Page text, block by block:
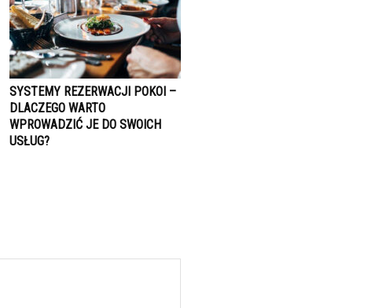
SYSTEMY REZERWACJI POKOI –
DLACZEGO WARTO
WPROWADZIĆ JE DO SWOICH
USŁUG?